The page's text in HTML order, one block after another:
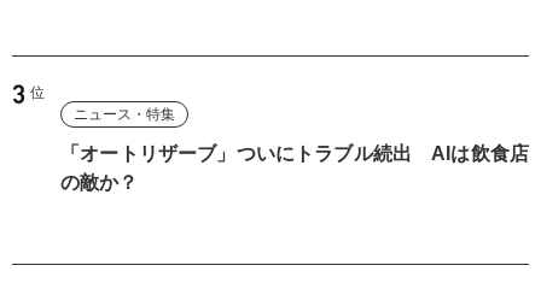
ニュース・特集
「オートリザーブ」ついにトラブル続出 AIは飲食店
の敵か？